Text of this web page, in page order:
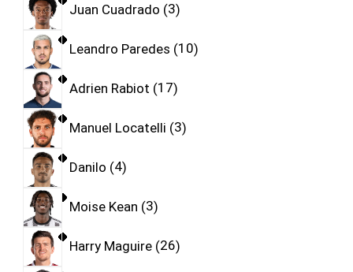
Juan Cuadrado 3
Leandro Paredes 10
Adrien Rabiot 17
Manuel Locatelli 3
Danilo 4
Moise Kean 3
Harry Maguire 26